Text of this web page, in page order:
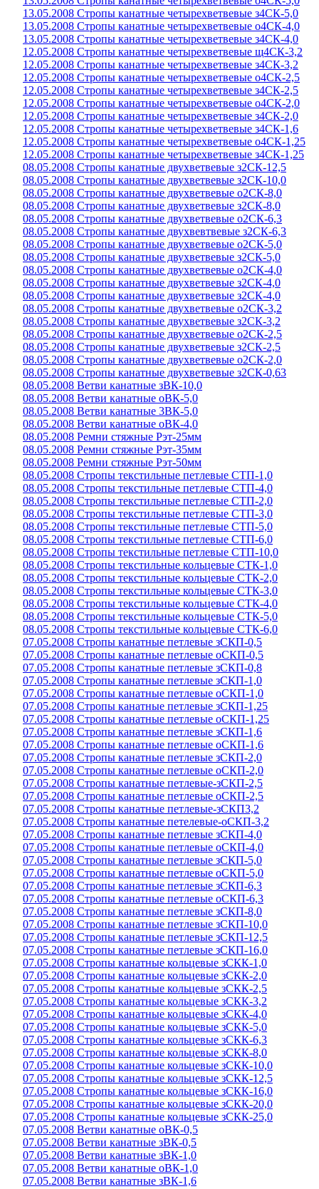
13.05.2008 Стропы канатные четырехветвевые з4СК-5,0
13.05.2008 Стропы канатные четырехветвевые о4СК-4,0
13.05.2008 Стропы канатные четырехветвевые з4СК-4,0
12.05.2008 Стропы канатные четырехветвевые щ4СК-3,2
12.05.2008 Стропы канатные четырехветвевые з4СК-3,2
12.05.2008 Стропы канатные четырехветвевые о4СК-2,5
12.05.2008 Стропы канатные четырехветвевые з4СК-2,5
12.05.2008 Стропы канатные четырехветвевые о4СК-2,0
12.05.2008 Стропы канатные четырехветвевые з4СК-2,0
12.05.2008 Стропы канатные четырехветвевые з4СК-1,6
12.05.2008 Стропы канатные четырехветвевые о4СК-1,25
12.05.2008 Стропы канатные четырехветвевые з4СК-1,25
08.05.2008 Стропы канатные двухветвевые з2СК-12,5
08.05.2008 Стропы канатные двухветвевые з2СК-10,0
08.05.2008 Стропы канатные двухветвевые о2СК-8,0
08.05.2008 Стропы канатные двухветвевые з2СК-8,0
08.05.2008 Стропы канатные двухветвевые о2СК-6,3
08.05.2008 Стропы канатные двухвевтвевые з2СК-6,3
08.05.2008 Стропы канатные двухветвевые о2СК-5,0
08.05.2008 Стропы канатные двухветвевые з2СК-5,0
08.05.2008 Стропы канатные двухветвевые о2СК-4,0
08.05.2008 Стропы канатные двухветвевые з2СК-4,0
08.05.2008 Стропы канатные двухветвевые з2СК-4,0
08.05.2008 Стропы канатные двухветвевые о2СК-3,2
08.05.2008 Стропы канатные двухветвевые з2СК-3,2
08.05.2008 Стропы канатные двухветвевые о2СК-2,5
08.05.2008 Стропы канатные двухветвевые з2СК-2,5
08.05.2008 Стропы канатные двухветвевые о2СК-2,0
08.05.2008 Стропы канатные двухветвевые з2СК-0,63
08.05.2008 Ветви канатные зВК-10,0
08.05.2008 Ветви канатные оВК-5,0
08.05.2008 Ветви канатные 3ВК-5,0
08.05.2008 Ветви канатные оВК-4,0
08.05.2008 Ремни стяжные Рэт-25мм
08.05.2008 Ремни стяжные Рэт-35мм
08.05.2008 Ремни стяжные Рэт-50мм
08.05.2008 Стропы текстильные петлевые СТП-1,0
08.05.2008 Стропы текстильные петлевые СТП-4,0
08.05.2008 Стропы текстильные петлевые СТП-2,0
08.05.2008 Стропы текстильные петлевые СТП-3,0
08.05.2008 Стропы текстильные петлевые СТП-5,0
08.05.2008 Стропы текстильные петлевые СТП-6,0
08.05.2008 Стропы текстильные петлевые СТП-10,0
08.05.2008 Стропы текстильные кольцевые СТК-1,0
08.05.2008 Стропы текстильные кольцевые СТК-2,0
08.05.2008 Стропы текстильные кольцевые СТК-3,0
08.05.2008 Стропы текстильные кольцевые СТК-4,0
08.05.2008 Стропы текстильные кольцевые СТК-5,0
08.05.2008 Стропы текстильные кольцевые СТК-6,0
07.05.2008 Стропы канатные петлевые зСКП-0,5
07.05.2008 Стропы канатные петлевые оСКП-0,5
07.05.2008 Стропы канатные петлевые зСКП-0,8
07.05.2008 Стропы канатные петлевые зСКП-1,0
07.05.2008 Стропы канатные петлевые оСКП-1,0
07.05.2008 Стропы канатные петлевые зСКП-1,25
07.05.2008 Стропы канатные петлевые оСКП-1,25
07.05.2008 Стропы канатные петлевые зСКП-1,6
07.05.2008 Стропы канатные петлевые оСКП-1,6
07.05.2008 Стропы канатные петлевые зСКП-2,0
07.05.2008 Стропы канатные петлевые оСКП-2,0
07.05.2008 Стропы канатные петлевые-зСКП-2,5
07.05.2008 Стропы канатные петлевые оСКП-2,5
07.05.2008 Стропы канатные петлевые-зСКП3,2
07.05.2008 Стропы канатные петелевые-оСКП-3,2
07.05.2008 Стропы канатные петлевые зСКП-4,0
07.05.2008 Стропы канатные петлевые оСКП-4,0
07.05.2008 Стропы канатные петлевые зСКП-5,0
07.05.2008 Стропы канатные петлевые оСКП-5,0
07.05.2008 Стропы канатные петлевые зСКП-6,3
07.05.2008 Стропы канатные петлевые оСКП-6,3
07.05.2008 Стропы канатные петлевые зСКП-8,0
07.05.2008 Стропы канатные петлевые зСКП-10,0
07.05.2008 Стропы канатные петлевые зСКП-12,5
07.05.2008 Стропы канатные петлевые зСКП-16,0
07.05.2008 Стропы канатные кольцевые зСКК-1,0
07.05.2008 Стропы канатные кольцевые зСКК-2,0
07.05.2008 Стропы канатные кольцевые зСКК-2,5
07.05.2008 Стропы канатные кольцевые зСКК-3,2
07.05.2008 Стропы канатные кольцевые зСКК-4,0
07.05.2008 Стропы канатные кольцевые зСКК-5,0
07.05.2008 Стропы канатные кольцевые зСКК-6,3
07.05.2008 Стропы канатные кольцевые зСКК-8,0
07.05.2008 Стропы канатные кольцевые зСКК-10,0
07.05.2008 Стропы канатные кольцевые зСКК-12,5
07.05.2008 Стропы канатные кольцевые зСКК-16,0
07.05.2008 Стропы канатные кольцевые зСКК-20,0
07.05.2008 Стропы канатные кольцевые зСКК-25,0
07.05.2008 Ветви канатные оВК-0,5
07.05.2008 Ветви канатные зВК-0,5
07.05.2008 Ветви канатные зВК-1,0
07.05.2008 Ветви канатные оВК-1,0
07.05.2008 Ветви канатные зВК-1,6